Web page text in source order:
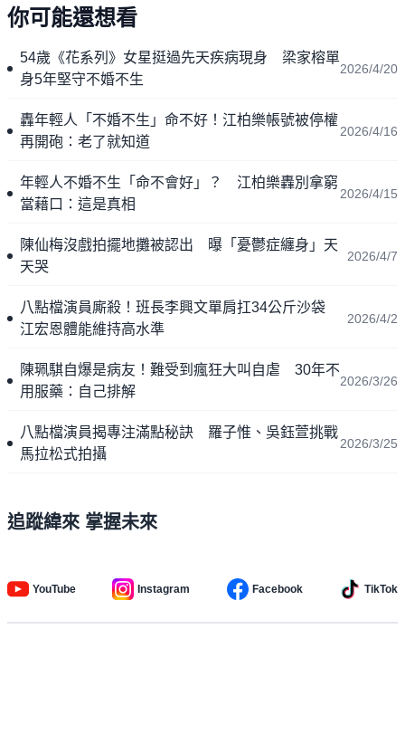
你可能還想看
54歲《花系列》女星挺過先天疾病現身 梁家榕單
身5年堅守不婚不生
2026/4/20
轟年輕人「不婚不生」命不好！江柏樂帳號被停權
再開砲：老了就知道
2026/4/16
年輕人不婚不生「命不會好」？ 江柏樂轟別拿窮
當藉口：這是真相
2026/4/15
陳仙梅沒戲拍擺地攤被認出 曝「憂鬱症纏身」天
天哭
2026/4/7
八點檔演員廝殺！班長李興文單肩扛34公斤沙袋
江宏恩體能維持高水準
2026/4/2
陳珮騏自爆是病友！難受到瘋狂大叫自虐 30年不
用服藥：自己排解
2026/3/26
八點檔演員揭專注滿點秘訣 羅子惟、吳鈺萱挑戰
馬拉松式拍攝
2026/3/25
追蹤緯來 掌握未來
YouTube Instagram Facebook TikTok